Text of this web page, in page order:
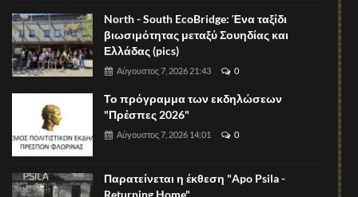
North - South EcoBridge: Ένα ταξίδι
βιωσιμότητας μεταξύ Σουηδίας και
Ελλάδας (pics)
Αύγουστος 7, 2026 21:43 0
Το πρόγραμμα των εκδηλώσεων
"Πρέσπες 2026"
Αύγουστος 7, 2026 14:01 0
Παρατείνεται η έκθεση "Apo Psila -
Returning Home"